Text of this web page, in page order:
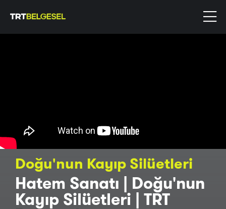
Doğu'nun Kayıp Silüetleri
Hatem Sanatı | Doğu'nun
Kayıp Silüetleri | TRT